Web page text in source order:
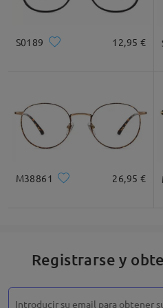
Leer
S0189 12,95 €
M38861 26,95 €
Registrarse y